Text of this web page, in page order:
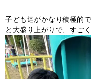
子ども達がかなり積極的
と大盛り上がりで、すご